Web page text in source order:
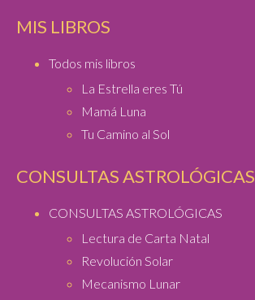
MIS LIBROS
Todos mis libros
La Estrella eres Tú
Mamá Luna
Tu Camino al Sol
CONSULTAS ASTROLÓGICAS
CONSULTAS ASTROLÓGICAS
Lectura de Carta Natal
Revolución Solar
Mecanismo Lunar